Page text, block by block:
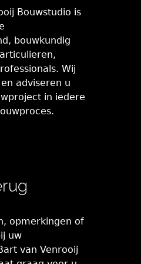
Bouwstudio is
bouwkundig
Wij
adviseren u
in iedere
opmerkingen of
uw
van Venrooij